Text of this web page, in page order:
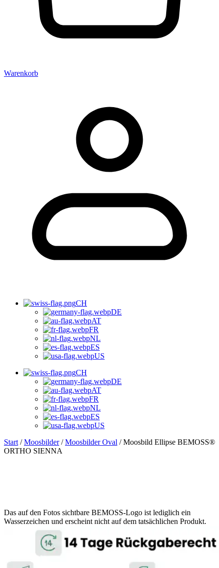
Warenkorb
CH
DE
AT
FR
NL
ES
US
CH
DE
AT
FR
NL
ES
US
Start /Moosbilder/Moosbilder Oval / Moosbild Ellipse BEMOSS®
ORTHO SIENNA
Das auf den Fotos sichtbare BEMOSS-Logo ist lediglich ein
Wasserzeichen und erscheint nicht auf dem tatsächlichen Produkt.